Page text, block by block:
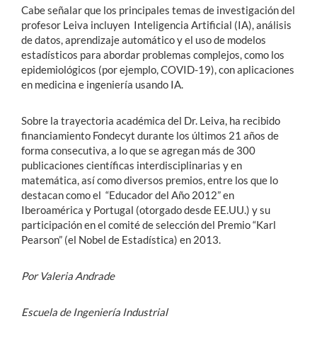
Cabe señalar que los principales temas de investigación del
profesor Leiva incluyen Inteligencia Artificial (IA), análisis
de datos, aprendizaje automático y el uso de modelos
estadísticos para abordar problemas complejos, como los
epidemiológicos (por ejemplo, COVID-19), con aplicaciones
en medicina e ingeniería usando IA.
Sobre la trayectoria académica del Dr. Leiva, ha recibido
financiamiento Fondecyt durante los últimos 21 años de
forma consecutiva, a lo que se agregan más de 300
publicaciones científicas interdisciplinarias y en
matemática, así como diversos premios, entre los que lo
destacan como el “Educador del Año 2012” en
Iberoamérica y Portugal (otorgado desde EE.UU.) y su
participación en el comité de selección del Premio “Karl
Pearson” (el Nobel de Estadística) en 2013.
Por Valeria Andrade
Escuela de Ingeniería Industrial